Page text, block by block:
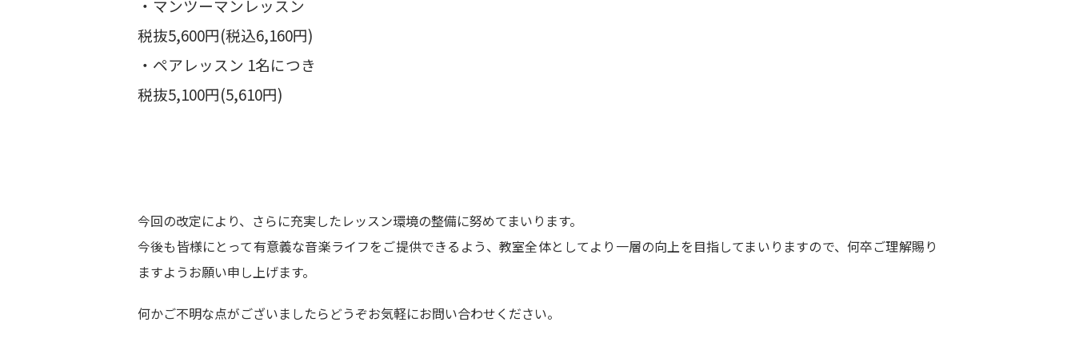
・マンツーマンレッスン
税抜5,600円(税込6,160円)
・ペアレッスン 1名につき
税抜5,100円(5,610円)
今回の改定により、さらに充実したレッスン環境の整備に努めてまいります。
今後も皆様にとって有意義な音楽ライフをご提供できるよう、教室全体としてより一層の向上を目指してまいりますので、何卒ご理解賜り
ますようお願い申し上げます。
何かご不明な点がございましたらどうぞお気軽にお問い合わせください。